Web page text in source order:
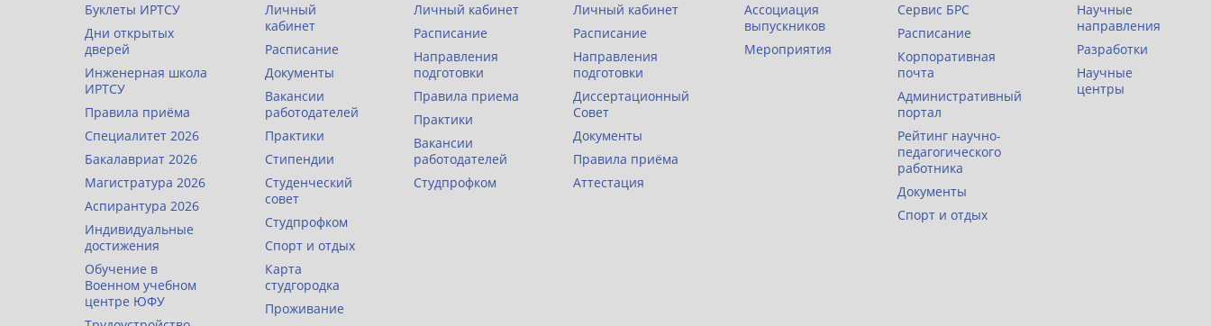
Буклеты ИРТСУ
Дни открытых
дверей
Инженерная школа
ИРТСУ
Правила приёма
Специалитет 2026
Бакалавриат 2026
Магистратура 2026
Аспирантура 2026
Индивидуальные
достижения
Обучение в
Военном учебном
центре ЮФУ
Личный
кабинет
Расписание
Документы
Вакансии
работодателей
Практики
Стипендии
Студенческий
совет
Студпрофком
Спорт и отдых
Карта
студгородка
Проживание
Личный кабинет
Расписание
Направления
подготовки
Правила приема
Практики
Вакансии
работодателей
Студпрофком
Личный кабинет
Расписание
Направления
подготовки
Диссертационный
Совет
Документы
Правила приёма
Аттестация
Ассоциация
выпускников
Мероприятия
Сервис БРС
Расписание
Корпоративная
почта
Административный
портал
Рейтинг научно-
педагогического
работника
Документы
Спорт и отдых
Научные
направления
Разработки
Научные
центры